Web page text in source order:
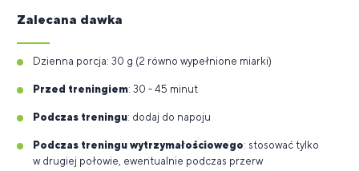
Zalecana dawka
Dzienna porcja: 30 g (2 równo wypełnione miarki)
Przed treningiem: 30 - 45 minut
Podczas treningu: dodaj do napoju
Podczas treningu wytrzymałościowego: stosować tylko
w drugiej połowie, ewentualnie podczas przerw